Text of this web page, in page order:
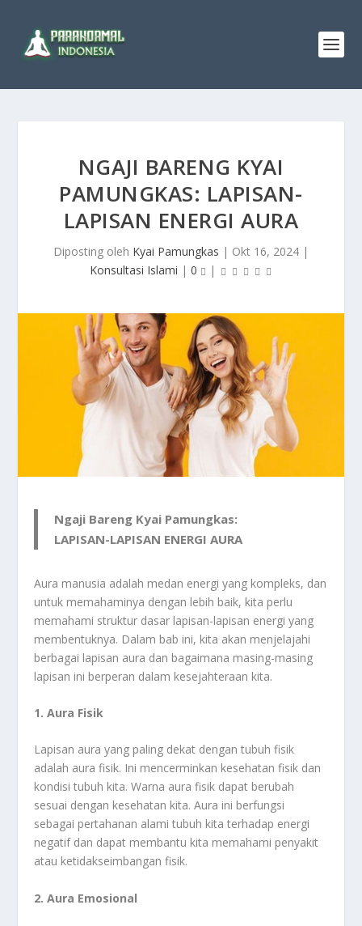
NGAJI BARENG KYAI
PAMUNGKAS: LAPISAN-
LAPISAN ENERGI AURA
Diposting oleh Kyai Pamungkas | Okt 16, 2024 |
Konsultasi Islami | 0 |
Ngaji Bareng Kyai Pamungkas:
LAPISAN-LAPISAN ENERGI AURA
Aura manusia adalah medan energi yang kompleks, dan
untuk memahaminya dengan lebih baik, kita perlu
memahami struktur dasar lapisan-lapisan energi yang
membentuknya. Dalam bab ini, kita akan menjelajahi
berbagai lapisan aura dan bagaimana masing-masing
lapisan ini berperan dalam kesejahteraan kita.
1. Aura Fisik
Lapisan aura yang paling dekat dengan tubuh fisik
adalah aura fisik. Ini mencerminkan kesehatan fisik dan
kondisi tubuh kita. Warna aura fisik dapat berubah
sesuai dengan kesehatan kita. Aura ini berfungsi
sebagai pertahanan alami tubuh kita terhadap energi
negatif dan dapat membantu kita memahami penyakit
atau ketidakseimbangan fisik.
2. Aura Emosional